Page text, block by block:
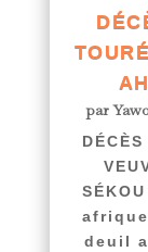
par
deuil